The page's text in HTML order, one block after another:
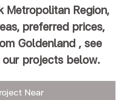
Metropolitan Region,
preferred prices,
Goldenland , see
projects below.
Near